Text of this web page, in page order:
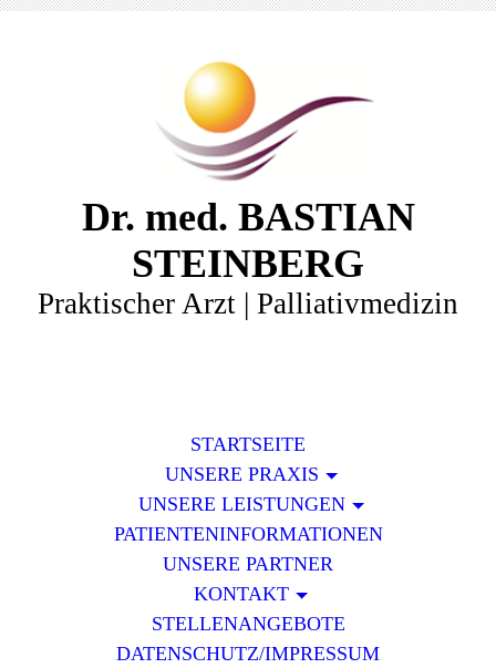
Dr. med. BASTIAN
STEINBERG
Praktischer Arzt | Palliativmedizin
STARTSEITE
UNSERE PRAXIS
UNSERE LEISTUNGEN
PATIENTENINFORMATIONEN
UNSERE PARTNER
KONTAKT
STELLENANGEBOTE
DATENSCHUTZ/IMPRESSUM